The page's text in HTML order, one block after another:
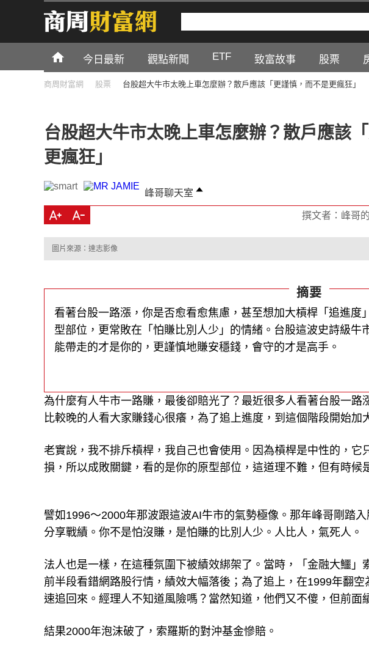
今日最新 觀點新聞 ETF 致富故事 股票
商周財富網 股票 台股超大牛市太晚上車怎麼辦？散戶應該「更謹慎，而不是更瘋狂」
台股超大牛市太晚上車怎麼辦？散戶應該
更瘋狂」
峰哥聊天室
撰文者：峰哥
圖片來源：達志影像
摘要
看著台股一路漲，你是否愈看愈焦慮，甚至想加大槓桿「追進度
型部位，更常敗在「怕賺比別人少」的情緒。台股這波史詩級牛
能帶走的才是你的，更謹慎地賺安穩錢，會守的才是高手。
為什麼有人牛市一路賺，最後卻賠光了？最近很多人看著台股一
比較晚的人看大家賺錢心很癢，為了追上進度，到這個階段開始加
老實說，我不排斥槓桿，我自己也會使用。因為槓桿是中性的，
損，所以成敗關鍵，看的是你的原型部位，這道理不難，但有時候
譬如1996～2000年那波跟這波AI牛市的氣勢極像。那年峰哥剛踏
分享戰績。你不是怕沒賺，是怕賺的比別人少。人比人，氣死人。
法人也是一樣，在這種氛圍下被績效綁架了。當時，「金融大鱷
前半段看錯網路股行情，績效大幅落後；為了追上，在1999年翻
速追回來。經理人不知道風險嗎？當然知道，他們又不傻，但前面
結果2000年泡沫破了，索羅斯的對沖基金慘賠。